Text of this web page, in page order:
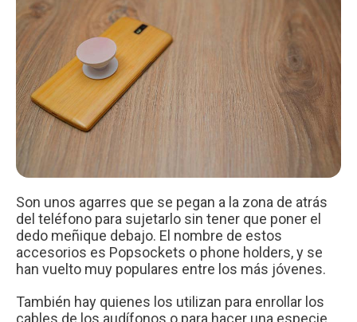
Son unos agarres que se pegan a la zona de atrás
del teléfono para sujetarlo sin tener que poner el
dedo meñique debajo. El nombre de estos
accesorios es Popsockets o phone holders, y se
han vuelto muy populares entre los más jóvenes.
También hay quienes los utilizan para enrollar los
cables de los audífonos o para hacer una especie